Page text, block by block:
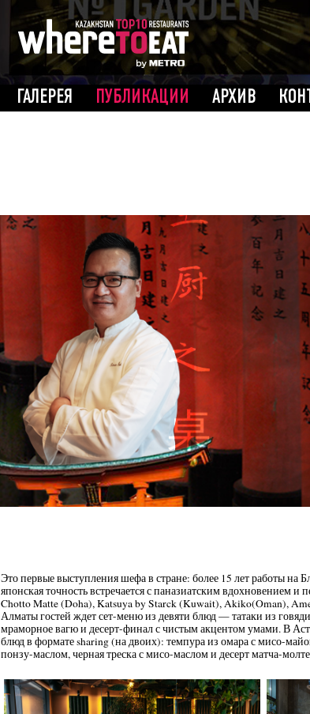
ГАЛЕРЕЯ ПУБЛИКАЦИИ АРХИВ
Это первые выступления шефа в стране: более 15 лет работы на
японская точность встречается с паназиатским вдохновением
Chotto Matte (Doha), Katsuya by Starck (Kuwait), Akiko(Oman),
Алматы гостей ждет сет-меню из девяти блюд — татаки из
мраморное вагю и десерт-финал с чистым акцентом умами. В
блюд в формате sharing (на двоих): темпура из омара с мисо-
понзу-маслом, черная треска с мисо-маслом и десерт матча-